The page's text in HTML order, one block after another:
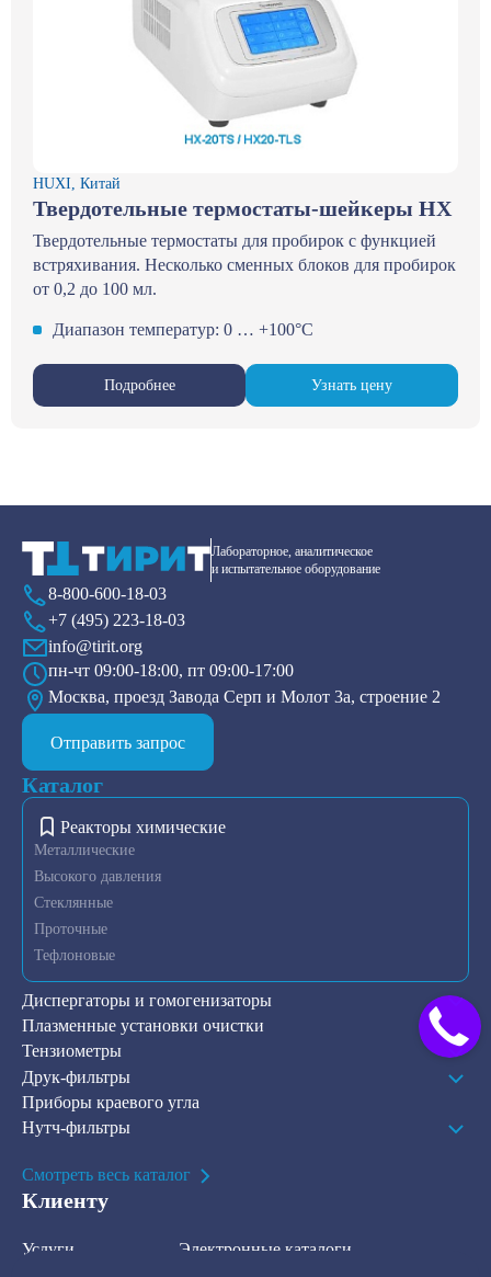
HUXI, Китай
Твердотельные термостаты-шейкеры HX
Твердотельные термостаты для пробирок с функцией
встряхивания. Несколько сменных блоков для пробирок
от 0,2 до 100 мл.
Диапазон температур: 0 … +100°C
Подробнее Узнать цену
Лабораторное, аналитическое
и испытательное оборудование
8-800-600-18-03
+7 (495) 223-18-03
info@tirit.org
пн-чт 09:00-18:00, пт 09:00-17:00
Москва, проезд Завода Серп и Молот 3а, строение 2
Отправить запрос
Каталог
Реакторы химические
Металлические
Высокого давления
Стеклянные
Проточные
Тефлоновые
Диспергаторы и гомогенизаторы
Плазменные установки очистки
Тензиометры
Друк-фильтры
Приборы краевого угла
Нутч-фильтры
Смотреть весь каталог
Клиенту
Услуги
Электронные каталоги